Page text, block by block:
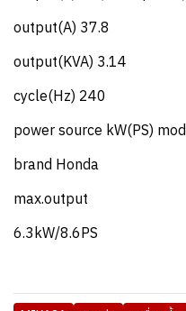
output(A) 37.8
output(KVA) 3.14
cycle(Hz) 240
power source kW(PS)
brand Honda
max.output
6.3kW/8.6PS